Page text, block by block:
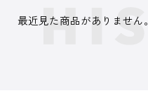
最近見た商品がありません。